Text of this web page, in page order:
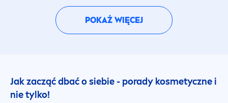
POKAŻ WIĘCEJ
Jak zacząć dbać o siebie - porady kosmetyczne i
nie tylko!